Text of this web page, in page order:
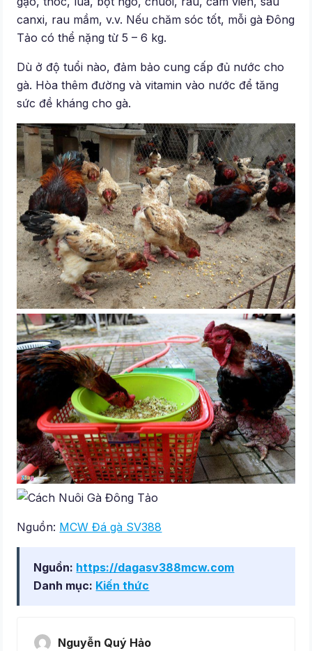
canxi, rau mầm, v.v. Nếu chăm sóc tốt, mỗi gà Đông
Tảo có thể nặng từ 5 – 6 kg.
Dù ở độ tuổi nào, đảm bảo cung cấp đủ nước cho
gà. Hòa thêm đường và vitamin vào nước để tăng
sức đề kháng cho gà.
Nguồn: MCW Đá gà SV388
Nguồn: https://dagasv388mcw.com
Danh mục: Kiến thức
Nguyễn Quý Hảo